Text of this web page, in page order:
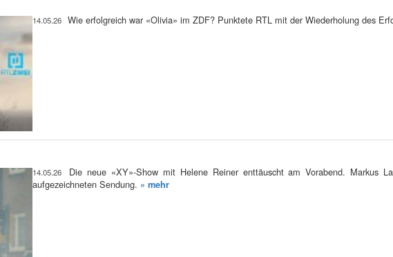
14.05.26 Wie erfolgreich war «Olivia» im ZDF? Punktete RTL mit der Wiederholung des
14.05.26
Die neue «XY»-Show mit Helene Reiner enttäuscht am Vorabend. Markus
aufgezeichneten Sendung. » mehr